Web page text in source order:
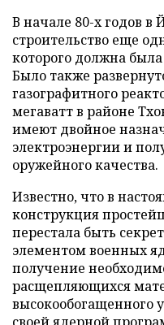
В начале 80-х годов в
строительство еще
которого должна была
Было также
газографитного
мегаватт в районе
имеют двойное
электроэнергии и
оружейного качества.
Известно, что в
конструкция
перестала быть
элементом военных
получение
расщепляющихся
высокообогащенного